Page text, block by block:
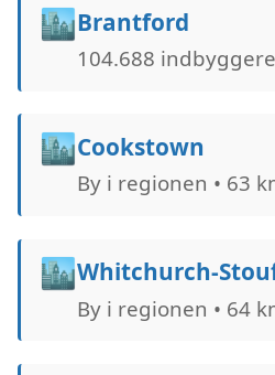
🏙️Brantford
104.688
🏙️Cookstown
By i regionen • 63
🏙️Whitchurch-
By i regionen • 64